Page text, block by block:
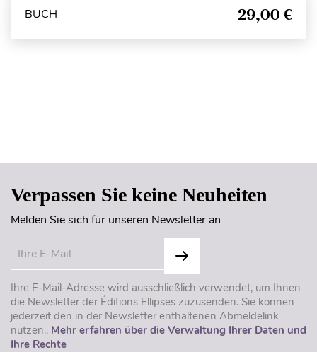
BUCH 29,00 €
Verpassen Sie keine Neuheiten
Melden Sie sich für unseren Newsletter an
Ihre E-Mail-Adresse wird ausschließlich verwendet, um Ihnen
die Newsletter der Éditions Ellipses zuzusenden. Sie können
jederzeit den in der Newsletter enthaltenen Abmeldelink
nutzen.. Mehr erfahren über die Verwaltung Ihrer Daten und
Ihre Rechte